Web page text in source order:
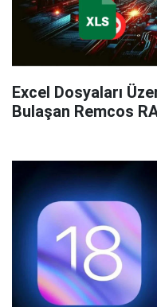
Excel Dosyaları
Bulaşan Remcos